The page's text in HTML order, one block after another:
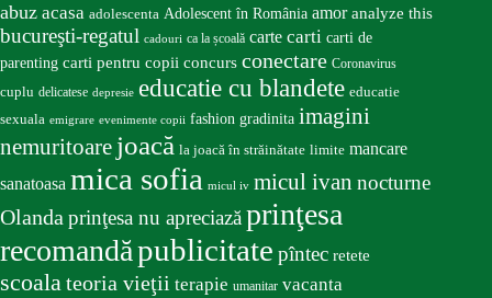
abuz acasa adolescenta Adolescent în România amor analyze this
bucureşti-regatul cadouri ca la școală carte carti carti de
parenting carti pentru copii concurs conectare Coronavirus
cuplu delicatese depresie educatie cu blandete educatie
sexuala emigrare evenimente copii fashion gradinita imagini
nemuritoare joacă la joacă în străinătate limite mancare
sanatoasa mica sofia micul iv micul ivan nocturne
Olandaprinţesa nu apreciazăprinţesa
recomandăpublicitate pîntec retete
scoalateoria vieţii terapie umanitar vacanta